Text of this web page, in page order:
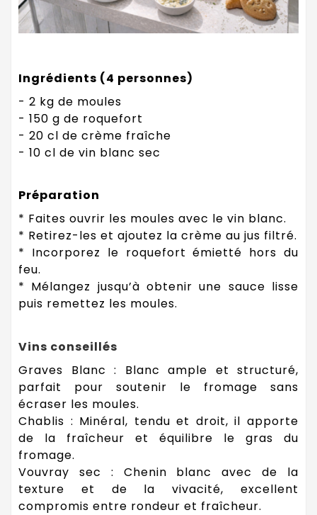
Ingrédients (4 personnes)
- 2 kg de moules
- 150 g de roquefort
- 20 cl de crème fraîche
- 10 cl de vin blanc sec
Préparation
* Faites ouvrir les moules avec le vin blanc.
* Retirez-les et ajoutez la crème au jus filtré.
* Incorporez le roquefort émietté hors du
feu.
* Mélangez jusqu’à obtenir une sauce lisse
puis remettez les moules.
Vins conseillés
Graves Blanc : Blanc ample et structuré,
parfait pour soutenir le fromage sans
écraser les moules.
Chablis : Minéral, tendu et droit, il apporte
de la fraîcheur et équilibre le gras du
fromage.
Vouvray sec : Chenin blanc avec de la
texture et de la vivacité, excellent
compromis entre rondeur et fraîcheur.